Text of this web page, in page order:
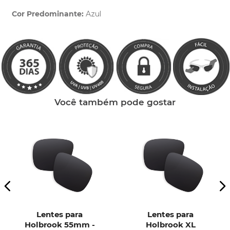
Cor Predominante: Azul
Você também pode gostar
Lentes para
Holbrook 55mm -
Lentes para
Holbrook XL